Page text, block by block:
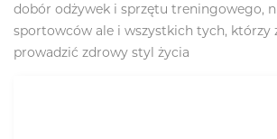
dobór odżywek i sprzętu treningowego,
sportowców ale i wszystkich tych, którzy
prowadzić zdrowy styl życia